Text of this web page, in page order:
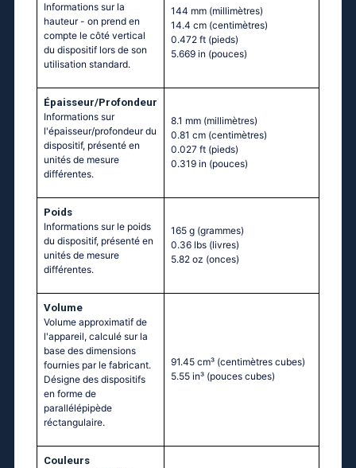
Informations sur la
hauteur - on prend en
compte le côté vertical
du dispositif lors de son
utilisation standard.
144 mm (millimètres)
14.4 cm (centimètres)
0.472 ft (pieds)
5.669 in (pouces)
Épaisseur/Profondeur
Informations sur
l'épaisseur/profondeur du
dispositif, présenté en
unités de mesure
différentes.
8.1 mm (millimètres)
0.81 cm (centimètres)
0.027 ft (pieds)
0.319 in (pouces)
Poids
Informations sur le poids
du dispositif, présenté en
unités de mesure
différentes.
165 g (grammes)
0.36 lbs (livres)
5.82 oz (onces)
Volume
Volume approximatif de
l'appareil, calculé sur la
base des dimensions
fournies par le fabricant.
Désigne des dispositifs
en forme de
parallélépipède
réctangulaire.
91.45 cm³ (centimètres cubes)
5.55 in³ (pouces cubes)
Couleurs